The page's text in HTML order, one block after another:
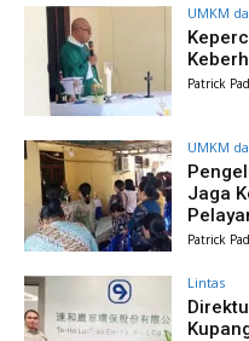
UMKM
Patrick
UMKM
Jaga
Patrick
Lintas